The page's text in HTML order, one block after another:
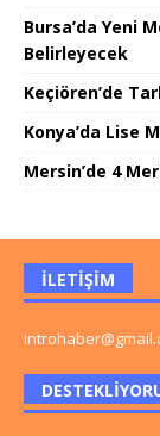
Bursa’da Yeni
Belirleyecek
Keçiören’de
Konya’da Lise
Mersin’de 4
İLETIŞIM